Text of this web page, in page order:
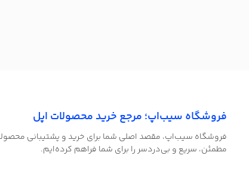
فروشگاه سیب‌اپ؛ مرجع خرید محصولات اپل
فروشگاه سیب‌اپ، مقصد اصلی شما برای خرید و پشتیبانی
مطمئن، سریع و بی‌دردسر را برای شما فراهم کرده‌ایم.